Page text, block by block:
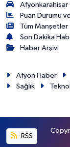
Afyonkarahisar
Puan Durumu
Tüm Manşetler
Son Dakika
Haber Arşivi
Afyon Haber
Sağlık
RSS